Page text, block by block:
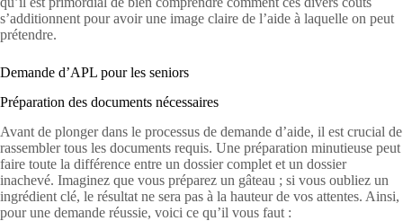
s’additionnent pour avoir une image claire de l’aide à laquelle on peut
prétendre.
Demande d’APL pour les seniors
Préparation des documents nécessaires
Avant de plonger dans le processus de demande d’aide, il est crucial de
rassembler tous les documents requis. Une préparation minutieuse peut
faire toute la différence entre un dossier complet et un dossier
inachevé. Imaginez que vous préparez un gâteau ; si vous oubliez un
ingrédient clé, le résultat ne sera pas à la hauteur de vos attentes. Ainsi,
pour une demande réussie, voici ce qu’il vous faut :